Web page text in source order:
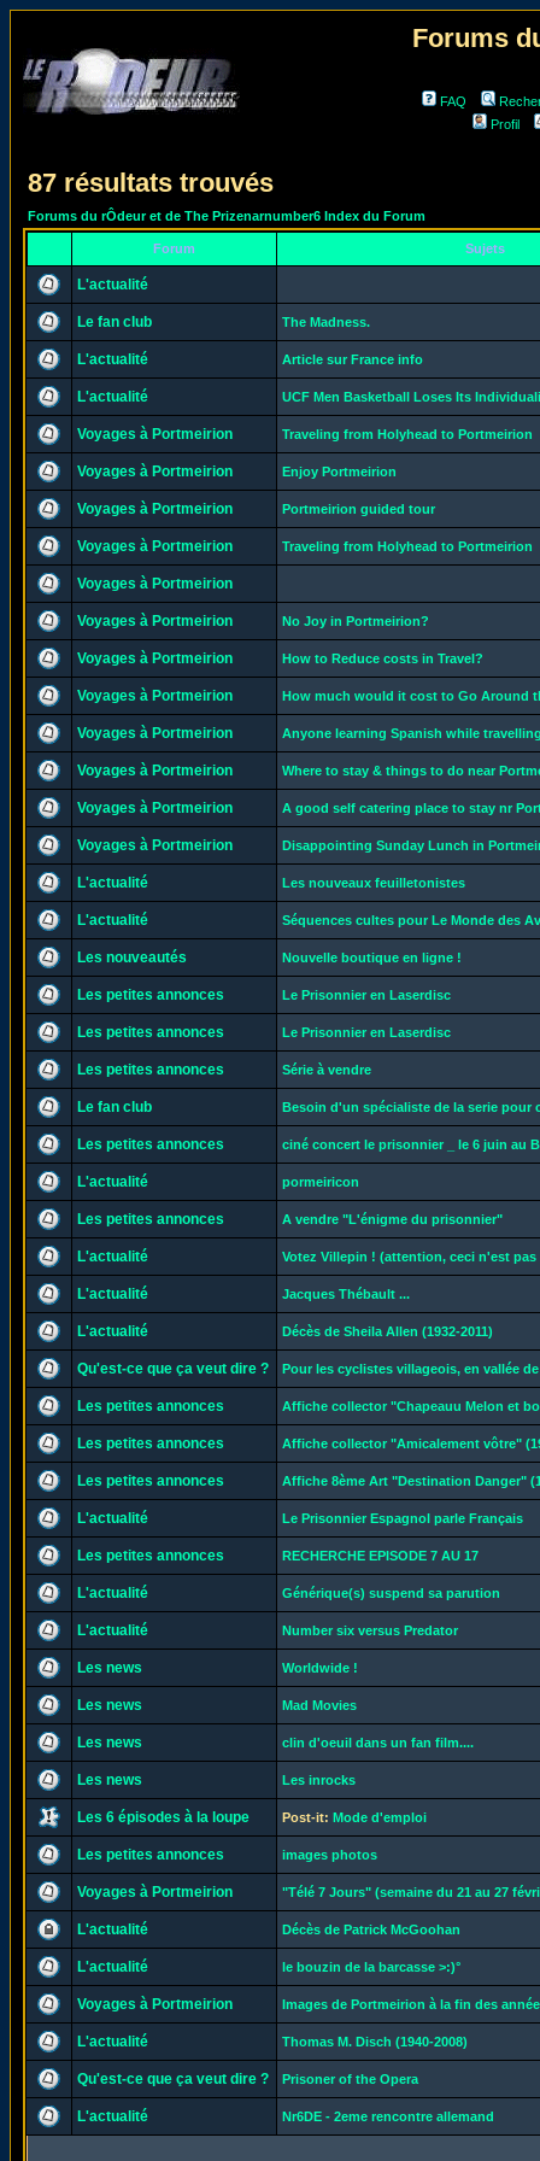
Forums
FAQ
Profil
87 résultats trouvés
Forums du rÔdeur et de The Prizenarnumber6 Index du Forum
Forum Sujets
L'actualité
Le fan club The Madness.
L'actualité Article sur France info
L'actualité UCF Men Basketball Loses Its
Voyages à Portmeirion Traveling from Holyhead to Portmeirion
Voyages à Portmeirion Enjoy Portmeirion
Voyages à Portmeirion Portmeirion guided tour
Voyages à Portmeirion Traveling from Holyhead to Portmeirion
Voyages à Portmeirion
Voyages à Portmeirion No Joy in Portmeirion?
Voyages à Portmeirion How to Reduce costs in Travel?
Voyages à Portmeirion How much would it cost to Go Around
Voyages à Portmeirion Anyone learning Spanish while
Voyages à Portmeirion Where to stay & things to do near
Voyages à Portmeirion A good self catering place to stay nr
Voyages à Portmeirion Disappointing Sunday Lunch in
L'actualité Les nouveaux feuilletonistes
L'actualité Séquences cultes pour Le Monde des
Les nouveautés Nouvelle boutique en ligne !
Les petites annonces Le Prisonnier en Laserdisc
Les petites annonces Le Prisonnier en Laserdisc
Les petites annonces Série à vendre
Le fan club Besoin d'un spécialiste de la serie pour
Les petites annonces ciné concert le prisonnier _ le 6 juin au
L'actualité pormeiricon
Les petites annonces A vendre "L'énigme du prisonnier"
L'actualité Votez Villepin ! (attention, ceci n'est
L'actualité Jacques Thébault ...
L'actualité Décès de Sheila Allen (1932-2011)
Qu'est-ce que ça veut dire ? Pour les cyclistes villageois, en vallée
Les petites annonces Affiche collector "Chapeauu Melon et
Les petites annonces Affiche collector "Amicalement vôtre"
Les petites annonces Affiche 8ème Art "Destination Danger"
L'actualité Le Prisonnier Espagnol parle Français
Les petites annonces RECHERCHE EPISODE 7 AU 17
L'actualité Générique(s) suspend sa parution
L'actualité Number six versus Predator
Les news Worldwide !
Les news Mad Movies
Les news clin d'oeuil dans un fan film....
Les news Les inrocks
Les 6 épisodes à la loupe Post-it: Mode d'emploi
Les petites annonces images photos
Voyages à Portmeirion "Télé 7 Jours" (semaine du 21 au 27
L'actualité Décès de Patrick McGoohan
L'actualité le bouzin de la barcasse >:)°
Voyages à Portmeirion Images de Portmeirion à la fin des
L'actualité Thomas M. Disch (1940-2008)
Qu'est-ce que ça veut dire ? Prisoner of the Opera
L'actualité Nr6DE - 2eme rencontre allemand